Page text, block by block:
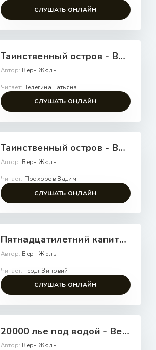
СЛУШАТЬ ОНЛАЙН
Таинственный остров - Верн Жюль
Автор: Верн Жюль
Читает: Телегина Татьяна
СЛУШАТЬ ОНЛАЙН
Таинственный остров - Верн Жюль
Автор: Верн Жюль
Читает: Прохоров Вадим
СЛУШАТЬ ОНЛАЙН
Пятнадцатилетний капитан. В погоне за метеором - Верн Жюль
Автор: Верн Жюль
Читает: Гердт Зиновий
СЛУШАТЬ ОНЛАЙН
20000 лье под водой - Верн Жюль
Автор: Верн Жюль